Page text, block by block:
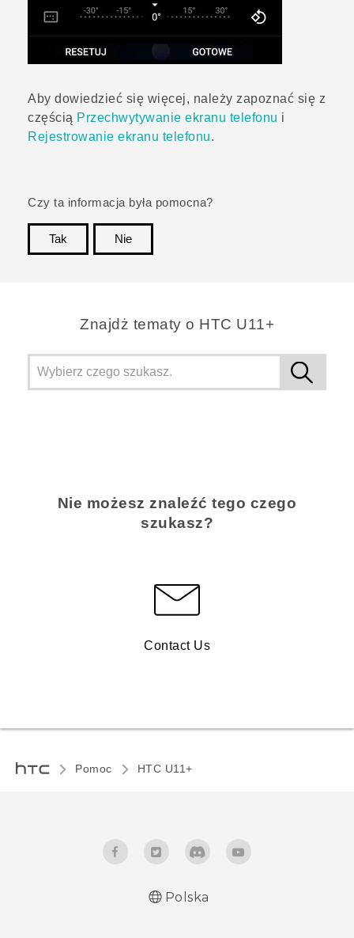
Aby dowiedzieć się więcej, należy zapoznać się z
częścią Przechwytywanie ekranu telefonu i
Rejestrowanie ekranu telefonu.
Czy ta informacja była pomocna?
Tak
Nie
Znajdż tematy o HTC U11+
Nie możesz znaleźć tego czego
szukasz?
Contact Us
Pomoc HTC U11+‎
Polska